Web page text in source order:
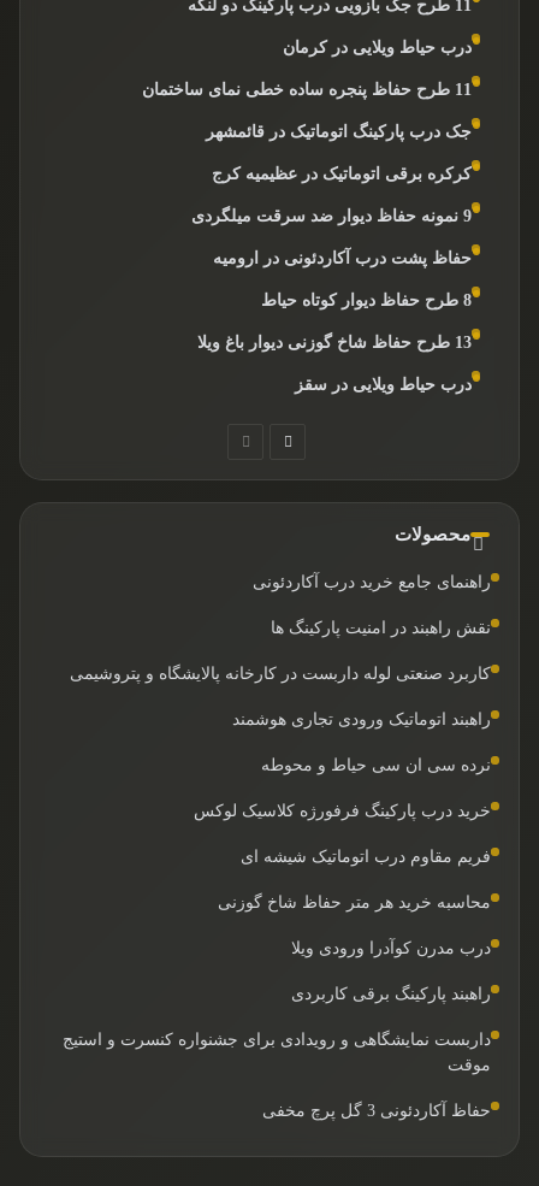
11 طرح جک بازویی درب پارکینگ دو لنگه
درب حیاط ویلایی در کرمان
11 طرح حفاظ پنجره ساده خطی نمای ساختمان
جک درب پارکینگ اتوماتیک در قائمشهر
کرکره برقی اتوماتیک در عظیمیه کرج
9 نمونه حفاظ دیوار ضد سرقت میلگردی
حفاظ پشت درب آکاردئونی در ارومیه
8 طرح حفاظ دیوار کوتاه حیاط
13 طرح حفاظ شاخ گوزنی دیوار باغ ویلا
درب حیاط ویلایی در سقز
صفحه
محصولات
راهنمای جامع خرید درب آکاردئونی
نقش راهبند در امنیت پارکینگ ها
کاربرد صنعتی لوله داربست در کارخانه پالایشگاه و پتروشیمی
راهبند اتوماتیک ورودی تجاری هوشمند
نرده سی ان سی حیاط و محوطه
خرید درب پارکینگ فرفورژه کلاسیک لوکس
فریم مقاوم درب اتوماتیک شیشه ای
محاسبه خرید هر متر حفاظ شاخ گوزنی
درب مدرن کوآدرا ورودی ویلا
راهبند پارکینگ برقی کاربردی
داربست نمایشگاهی و رویدادی برای جشنواره کنسرت و استیج
موقت
حفاظ آکاردئونی 3 گل پرچ مخفی